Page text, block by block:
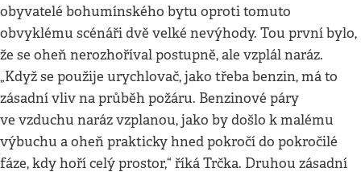
obyvatelé bohumínského bytu oproti tomuto
obvyklému scénáři dvě velké nevýhody. Tou první bylo,
že se oheň nerozhoříval postupně, ale vzplál naráz.
„Když se použije urychlovač, jako třeba benzin, má to
zásadní vliv na průběh požáru. Benzinové páry
ve vzduchu naráz vzplanou, jako by došlo k malému
výbuchu a oheň prakticky hned pokročí do pokročilé
fáze, kdy hoří celý prostor,“ říká Trčka. Druhou zásadní